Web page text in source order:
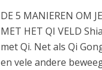
DE 5 MANIEREN OM
MET HET QI VELD
met Qi. Net als Qi
en vele andere